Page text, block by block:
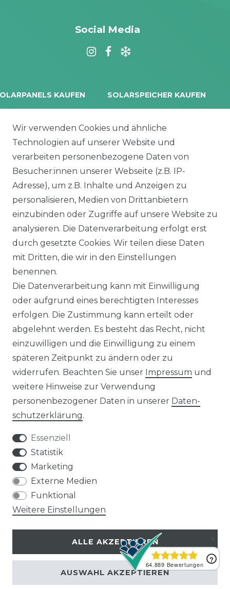
Social Media
KAUFEN
Solar Module
SOLARSPEICHER KAUFEN
10 kWh Batteriespeicher
Solplanet Batteriespeicher
Growatt Speicher
Trina Solar Speicher
Wechselrichter
Wechselrichter
ZUBEHÖR
Unterkonstruktion
Weiteres Zubehör
Wp Balkonkraftwerk
mit Speicher
NOAH 2000
NEXA 2000
PV-KOMPLETTSETS
Solaranlagen mit Speicher
Insel Solaranlagen
10 kW PV-Anlage mit Speicher
8 kWp Solaranlagen
15 kWp Solaranlagen
20 kWp Solaranlagen
25 kWp Solaranlagen
30 kWp Solaranlagen
Klimaanlagen
Klimaanlagen
Split Sets
Klimaanlagen
ÜBER UNS
ImpressumWiderrufDatenschutz AGB Kontakt
© Copyright 2026 | Alle Rechte vorbehalten.
Wir verwenden Cookies und ähnliche
Technologien auf unserer Website und
verarbeiten personenbezogene Daten von
Besucher:innen unserer Webseite (z.B. IP-
Adresse), um z.B. Inhalte und Anzeigen zu
personalisieren, Medien von Drittanbietern
einzubinden oder Zugriffe auf unsere Website zu
analysieren. Die Datenverarbeitung erfolgt erst
durch gesetzte Cookies. Wir teilen diese Daten
mit Dritten, die wir in den Einstellungen
benennen.
Die Datenverarbeitung kann mit Einwilligung
oder aufgrund eines berechtigten Interesses
erfolgen. Die Zustimmung kann erteilt oder
abgelehnt werden. Es besteht das Recht, nicht
einzuwilligen und die Einwilligung zu einem
späteren Zeitpunkt zu ändern oder zu
widerrufen. Beachten Sie unser Impressum und
weitere Hinweise zur Verwendung
personenbezogener Daten in unserer Daten­
schutz­erklärung.
Essenziell
Statistik
Marketing
Externe Medien
Funktional
Weitere Einstellungen
ALLE AKZEPTIEREN
AUSWAHL AKZEPTIEREN